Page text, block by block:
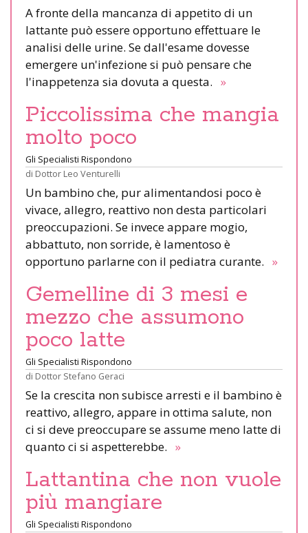
A fronte della mancanza di appetito di un
lattante può essere opportuno effettuare le
analisi delle urine. Se dall'esame dovesse
emergere un'infezione si può pensare che
l'inappetenza sia dovuta a questa. »
Piccolissima che mangia
molto poco
Gli Specialisti Rispondono
di Dottor Leo Venturelli
Un bambino che, pur alimentandosi poco è
vivace, allegro, reattivo non desta particolari
preoccupazioni. Se invece appare mogio,
abbattuto, non sorride, è lamentoso è
opportuno parlarne con il pediatra curante. »
Gemelline di 3 mesi e
mezzo che assumono
poco latte
Gli Specialisti Rispondono
di Dottor Stefano Geraci
Se la crescita non subisce arresti e il bambino è
reattivo, allegro, appare in ottima salute, non
ci si deve preoccupare se assume meno latte di
quanto ci si aspetterebbe. »
Lattantina che non vuole
più mangiare
Gli Specialisti Rispondono